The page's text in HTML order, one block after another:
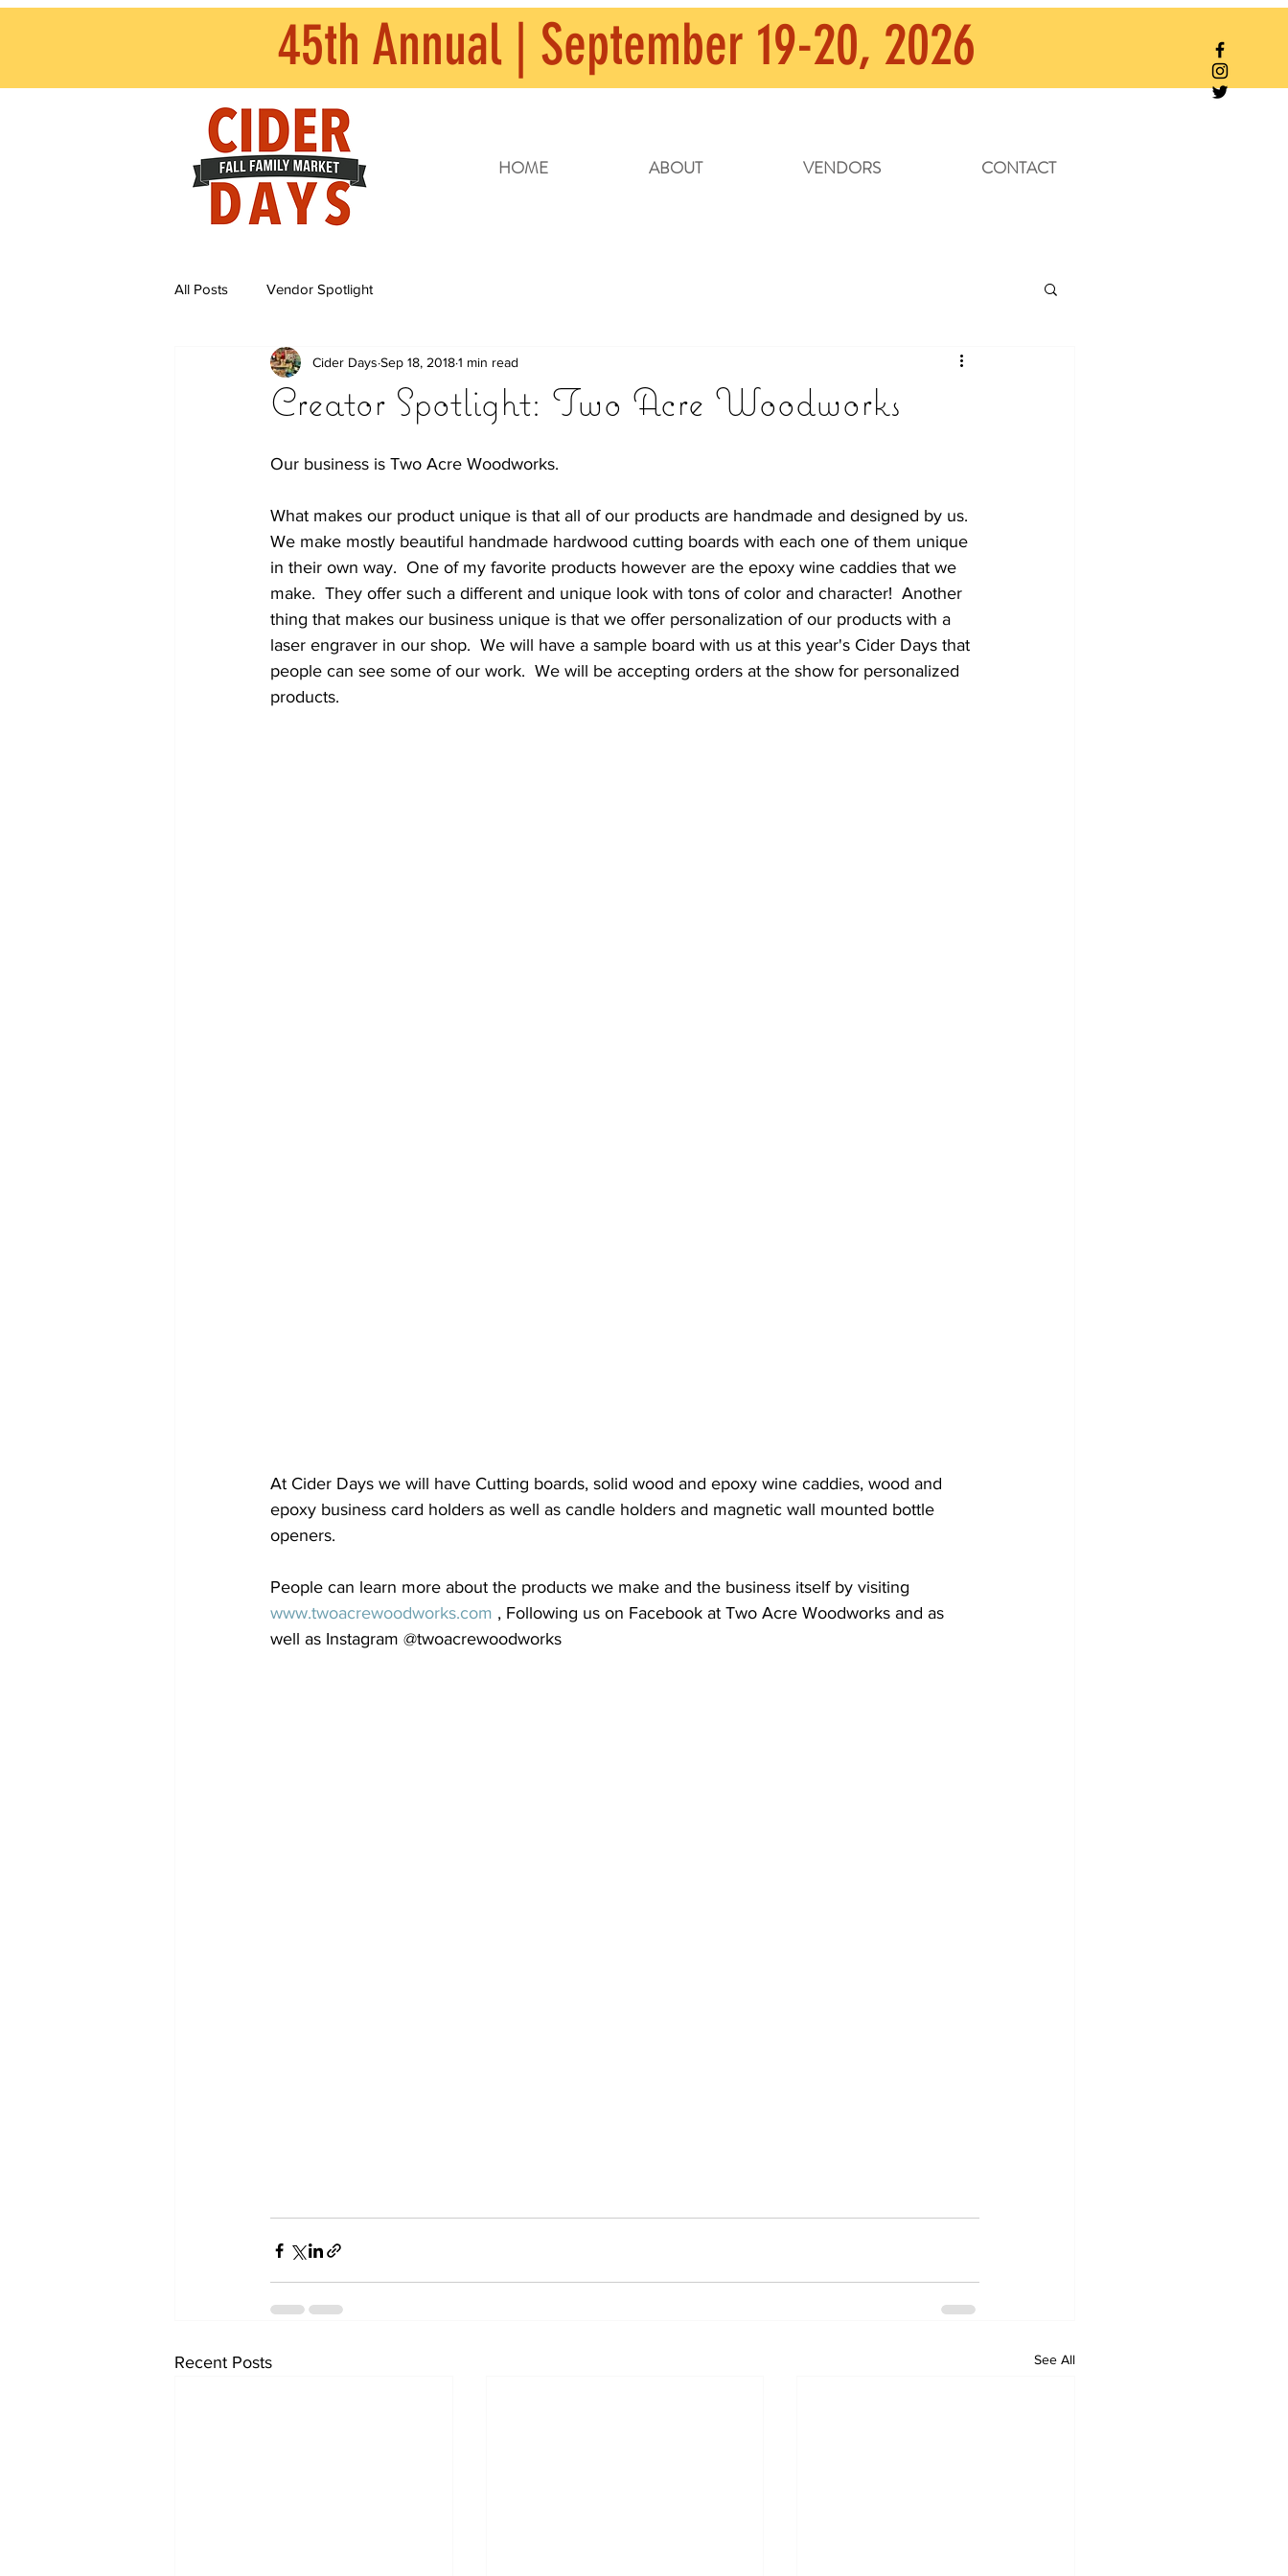
45th Annual | September 19-20, 2026
HOME ABOUT VENDORS CONTACT
All Posts Vendor Spotlight
Creator Spotlight: Two Acre Woodworks
Cider Days Sep 18, 20181 min read
Our business is Two Acre Woodworks.
What makes our product unique is that all of our products are handmade and designed by us.
We make mostly beautiful handmade hardwood cutting boards with each one of them unique
in their own way.  One of my favorite products however are the epoxy wine caddies that we
make.  They offer such a different and unique look with tons of color and character!  Another
thing that makes our business unique is that we offer personalization of our products with a
laser engraver in our shop.  We will have a sample board with us at this year's Cider Days that
people can see some of our work.  We will be accepting orders at the show for personalized
products.
At Cider Days we will have Cutting boards, solid wood and epoxy wine caddies, wood and
epoxy business card holders as well as candle holders and magnetic wall mounted bottle
openers.
People can learn more about the products we make and the business itself by visiting
www.twoacrewoodworks.com , Following us on Facebook at Two Acre Woodworks and as
well as Instagram @twoacrewoodworks
Recent Posts See All